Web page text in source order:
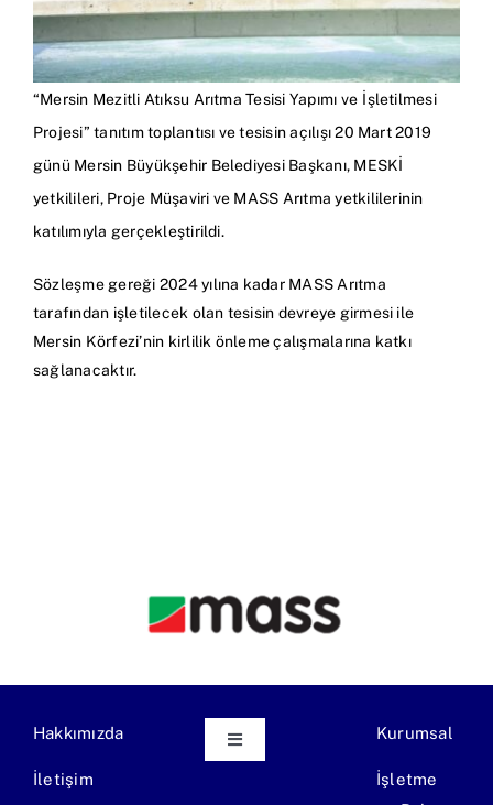
“Mersin Mezitli Atıksu Arıtma Tesisi Yapımı ve İşletilmesi
Projesi” tanıtım toplantısı ve tesisin açılışı 20 Mart 2019
günü Mersin Büyükşehir Belediyesi Başkanı, MESKİ
yetkilileri, Proje Müşaviri ve MASS Arıtma yetkililerinin
katılımıyla gerçekleştirildi.
Sözleşme gereği 2024 yılına kadar MASS Arıtma
tarafından işletilecek olan tesisin devreye girmesi ile
Mersin Körfezi’nin kirlilik önleme çalışmalarına katkı
sağlanacaktır.
Hakkımızda
İletişim
Toggle
Navigation
Kurumsal
İşletme